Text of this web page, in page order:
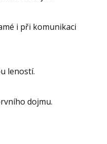
i při komunikaci
leností.
dojmu.